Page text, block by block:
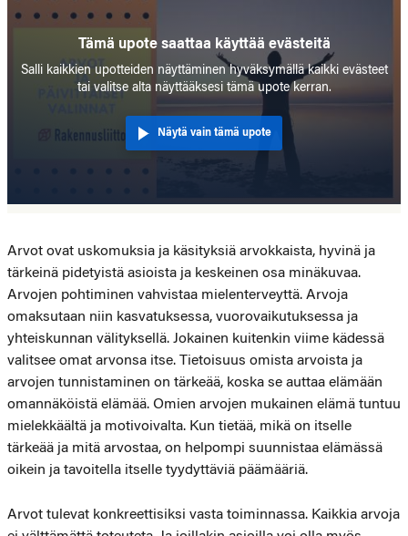
Tämä upote saattaa käyttää evästeitä
Salli kaikkien upotteiden näyttäminen hyväksymällä kaikki evästeet
tai valitse alta näyttääksesi tämä upote kerran.
Näytä vain tämä upote
Arvot ovat uskomuksia ja käsityksiä arvokkaista, hyvinä ja
tärkeinä pidetyistä asioista ja keskeinen osa minäkuvaa.
Arvojen pohtiminen vahvistaa mielenterveyttä. Arvoja
omaksutaan niin kasvatuksessa, vuorovaikutuksessa ja
yhteiskunnan välityksellä. Jokainen kuitenkin viime kädessä
valitsee omat arvonsa itse. Tietoisuus omista arvoista ja
arvojen tunnistaminen on tärkeää, koska se auttaa elämään
omannäköistä elämää. Omien arvojen mukainen elämä tuntuu
mielekkäältä ja motivoivalta. Kun tietää, mikä on itselle
tärkeää ja mitä arvostaa, on helpompi suunnistaa elämässä
oikein ja tavoitella itselle tyydyttäviä päämääriä.
Arvot tulevat konkreettisiksi vasta toiminnassa. Kaikkia arvoja